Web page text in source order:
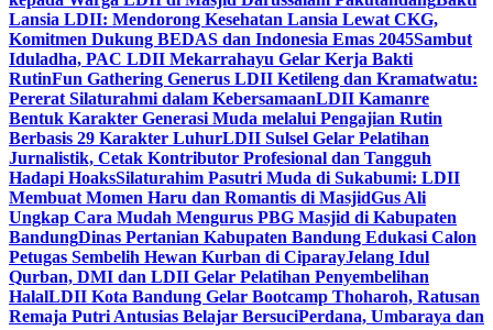
Lansia LDII: Mendorong Kesehatan Lansia Lewat CKG,
Komitmen Dukung BEDAS dan Indonesia Emas 2045Sambut
Iduladha, PAC LDII Mekarrahayu Gelar Kerja Bakti
RutinFun Gathering Generus LDII Ketileng dan Kramatwatu:
Pererat Silaturahmi dalam KebersamaanLDII Kamanre
Bentuk Karakter Generasi Muda melalui Pengajian Rutin
Berbasis 29 Karakter LuhurLDII Sulsel Gelar Pelatihan
Jurnalistik, Cetak Kontributor Profesional dan Tangguh
Hadapi HoaksSilaturahim Pasutri Muda di Sukabumi: LDII
Membuat Momen Haru dan Romantis di MasjidGus Ali
Ungkap Cara Mudah Mengurus PBG Masjid di Kabupaten
BandungDinas Pertanian Kabupaten Bandung Edukasi Calon
Petugas Sembelih Hewan Kurban di CiparayJelang Idul
Qurban, DMI dan LDII Gelar Pelatihan Penyembelihan
HalalLDII Kota Bandung Gelar Bootcamp Thoharoh, Ratusan
Remaja Putri Antusias Belajar BersuciPerdana, Umbaraya dan